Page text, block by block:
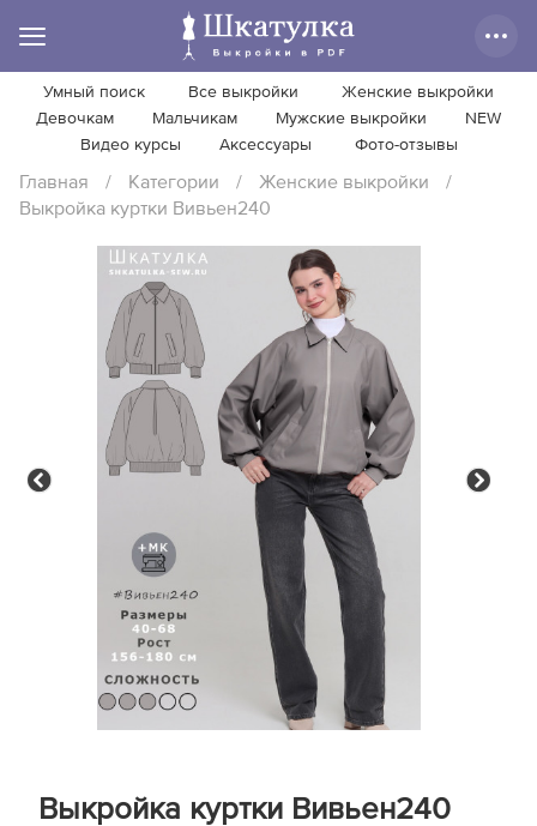
Умный поиск Все выкройки
Женские выкройки
Девочкам
Мальчикам Мужские выкройки
NEW
Видео курсы
Аксессуары Фото-отзывы
Главная / Категории / Женские выкройки
/
Выкройка куртки Вивьен240
Выкройка куртки Вивьен240